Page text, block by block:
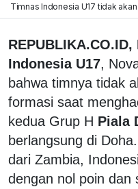
Timnas Indonesia U17 tidak
REPUBLIKA.CO.ID,
Indonesia U17,
bahwa timnya tidak
formasi saat
kedua Grup H Piala
berlangsung di
dari Zambia,
dengan nol poin dan